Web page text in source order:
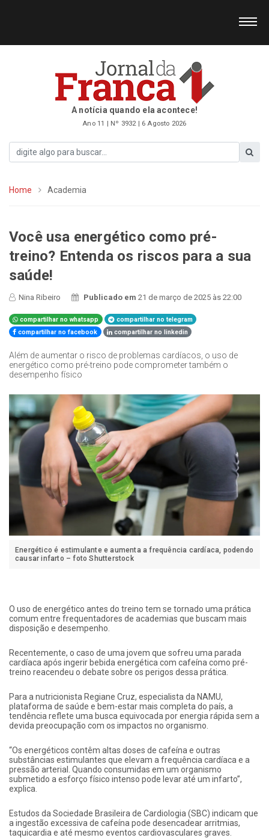
A notícia quando ela acontece!
Ano 11 | Nº 3932 | 6 Agosto 2026
Home Academia
Você usa energético como pré-
treino? Entenda os riscos para a sua
saúde!
Nina Ribeiro Publicado em21 de março de 2025 às 22:00
compartilhar no whatsapp
compartilhar no telegram
compartilhar no facebook
compartilhar no linkedin
Além de aumentar o risco de problemas cardíacos, o uso de
energético como pré-treino pode comprometer também o
desempenho físico
Energético é estimulante e aumenta a frequência cardíaca, podendo
causar infarto – foto Shutterstock
O uso de energético antes do treino tem se tornado uma prática
comum entre frequentadores de academias que buscam mais
disposição e desempenho.
Recentemente, o caso de uma jovem que sofreu uma parada
cardíaca após ingerir bebida energética com cafeína como pré-
treino reacendeu o debate sobre os perigos dessa prática.
Para a nutricionista Regiane Cruz, especialista da NAMU,
plataforma de saúde e bem-estar mais completa do país, a
tendência reflete uma busca equivocada por energia rápida sem a
devida preocupação com os impactos no organismo.
“Os energéticos contêm altas doses de cafeína e outras
substâncias estimulantes que elevam a frequência cardíaca e a
pressão arterial. Quando consumidas em um organismo
submetido a esforço físico intenso pode levar até um infarto”,
explica.
Estudos da Sociedade Brasileira de Cardiologia (SBC) indicam que
a ingestão excessiva de cafeína pode desencadear arritmias,
taquicardia e até mesmo eventos cardiovasculares graves.